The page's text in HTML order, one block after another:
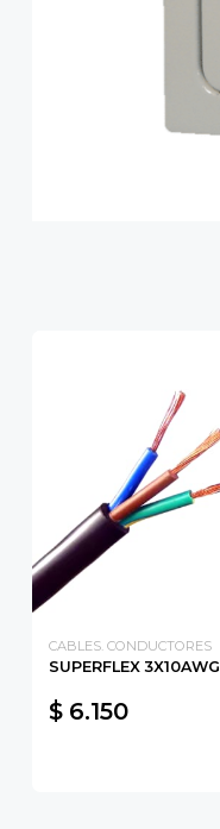
CABLES. CONDUCTORES
SUPERFLEX 3X10AWG
$ 6.150